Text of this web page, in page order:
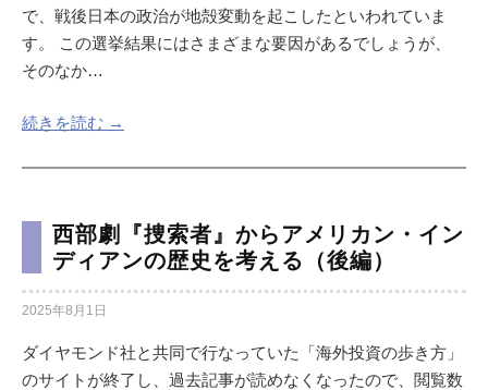
で、戦後日本の政治が地殻変動を起こしたといわれていま
す。 この選挙結果にはさまざまな要因があるでしょうが、
そのなか…
続きを読む →
西部劇『捜索者』からアメリカン・イン
ディアンの歴史を考える（後編）
2025年8月1日
ダイヤモンド社と共同で行なっていた「海外投資の歩き方」
のサイトが終了し、過去記事が読めなくなったので、閲覧数